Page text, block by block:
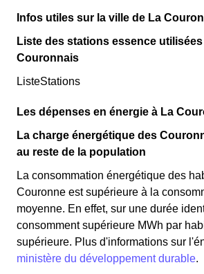
Infos utiles sur la ville de La
Liste des stations essence
Couronnais
ListeStations
Les dépenses en énergie à La
La charge énergétique des
au reste de la population
La consommation énergétique des
Couronne est supérieure à la
moyenne. En effet, sur une durée
consomment supérieure MWh par
supérieure. Plus d'informations sur
ministère du développement durable.